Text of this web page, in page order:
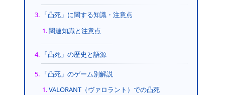
「凸死」に関する知識・注意点
関連知識と注意点
「凸死」の歴史と語源
「凸死」のゲーム別解説
VALORANT（ヴァロラント）での凸死